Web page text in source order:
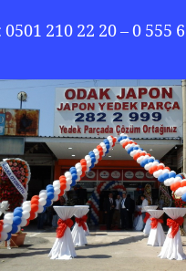
210 22 20 – 0 555